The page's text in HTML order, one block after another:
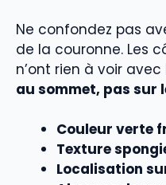
Ne confondez pas
de la couronne. Les
n’ont rien à voir
au sommet, pas sur
Couleur verte
Texture
Localisation